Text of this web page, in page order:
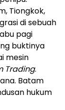
Tiongkok,
di sebuah
pagi
buktinya
mesin
Trading.
Batam
hukum